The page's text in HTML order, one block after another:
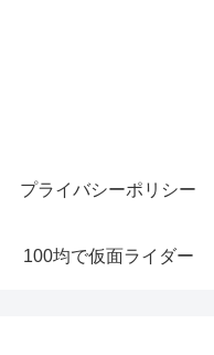
プライバシーポリシー
100均で仮面ライダー